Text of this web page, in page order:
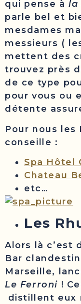
qui pense àla
parle bel et
mesdames
messieurs (
mettent des
trouvez près
de ce type
pour vous ou
détente
Pour nous les
conseille :
Spa Hôtel
Chateau
etc…
Les
Alors là c’est
Bar
Marseille,
Le Ferroni !
distillent eux